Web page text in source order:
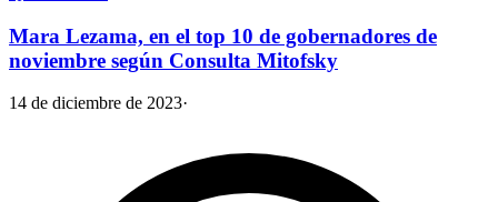
Mara Lezama, en el top 10 de gobernadores de
noviembre según Consulta Mitofsky
14 de diciembre de 2023·